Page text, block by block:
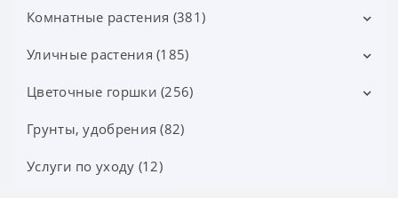
Комнатные растения (381)
Декоративно-лиственные (113)
Цветущие (37)
Орхидеи фаленопсис (70)
Орхидеи (24)
Уличные растения (185)
Лиственные кустарники (25)
Цветущие кустарники (52)
Хвойные деревья и кустарники (60)
Цветочные горшки (256)
Горшки Лечуза, Аксессуары (87)
Керамические горшки (91)
Грунты, удобрения (82)
Услуги по уходу (12)